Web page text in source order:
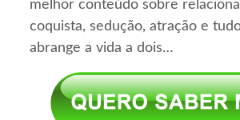
melhor conteúdo sobre
coquista, sedução, atração e
abrange a vida a dois…